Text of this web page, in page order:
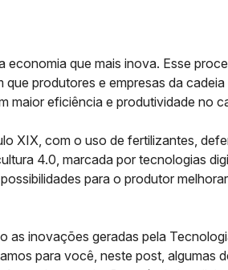
economia que mais inova. Esse
que produtores e empresas da
maior eficiência e produtividade no
XIX, com o uso de fertilizantes,
4.0, marcada por tecnologias
para o produtor
as inovações geradas pela
para você, neste post, algumas